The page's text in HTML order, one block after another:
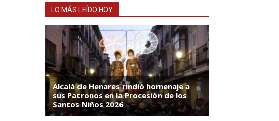
LO MÁS LEÍDO HOY